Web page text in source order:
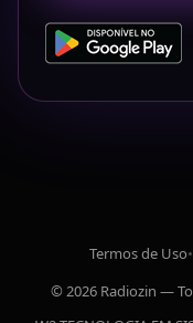
Termos de Uso•
© 2026 Radiozin —